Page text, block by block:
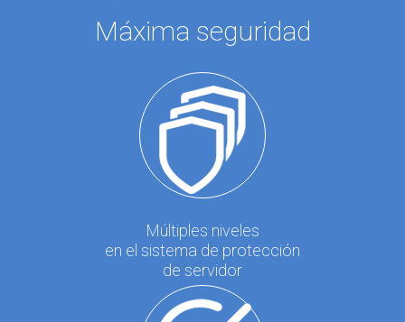
Máxima seguridad
Múltiples niveles
en el sistema de protección
de servidor